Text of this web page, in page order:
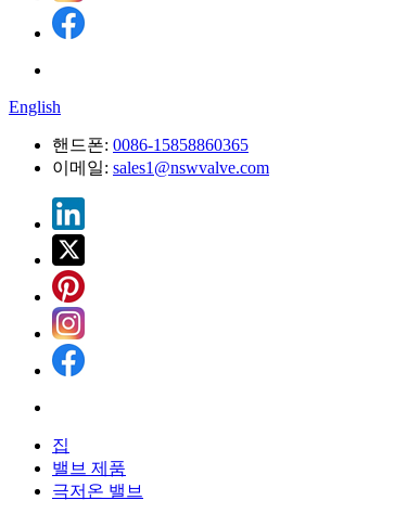
English
핸드폰: 0086-15858860365
이메일: sales1@nswvalve.com
집
밸브 제품
극저온 밸브